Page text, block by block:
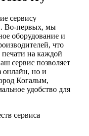
сервису
Во-первых, мы
оборудование и
что
печати на каждой
сервис позволяет
онлайн, но и
Когалым,
удобство для
сервиса